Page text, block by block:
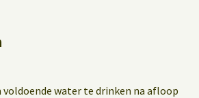
water te drinken na afloop